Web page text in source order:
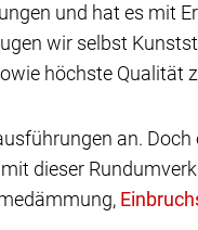
und hat es mit
wir selbst
höchste Qualität
an.
dieser